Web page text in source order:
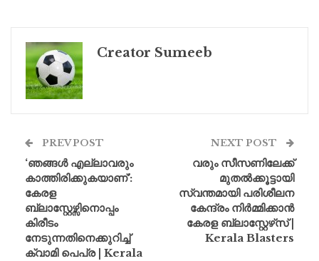
Creator Sumeeb
PREV POST
‘ഞങ്ങൾ എല്ലാവരും
കാത്തിരിക്കുകയാണ്’:
കേരള
ബ്ലാസ്റ്റേഴ്സിനൊപ്പം
കിരീടം
നേടുന്നതിനെക്കുറിച്ച്
ക്വാമി പെപ്ര | Kerala
NEXT POST
വരും സീസണിലേക്ക്
മുതൽക്കൂട്ടായി
സ്വന്തമായി പരിശീലന
കേന്ദ്രം നിർമ്മിക്കാൻ
കേരള ബ്ലാസ്റ്റേഴ്‌സ് |
Kerala Blasters